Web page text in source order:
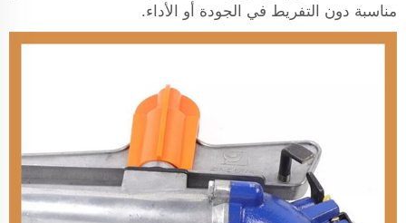
مناسبة دون التفريط في الجودة أو الأداء.